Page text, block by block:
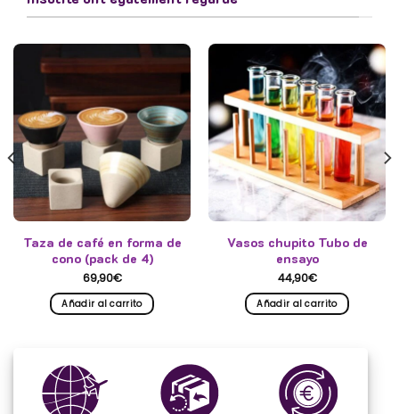
Taza de café en forma de
cono (pack de 4)
69,90€
Añadir al carrito
Vasos chupito Tubo de
ensayo
44,90€
Añadir al carrito